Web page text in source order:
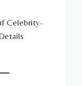
Celebrity-